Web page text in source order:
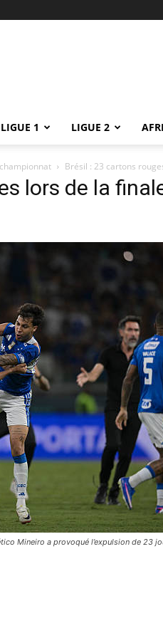
LIGUE 1 LIGUE 2
Brésil : 23 cartons
lors de la
Mineiro a provoqué l’expulsion de 23